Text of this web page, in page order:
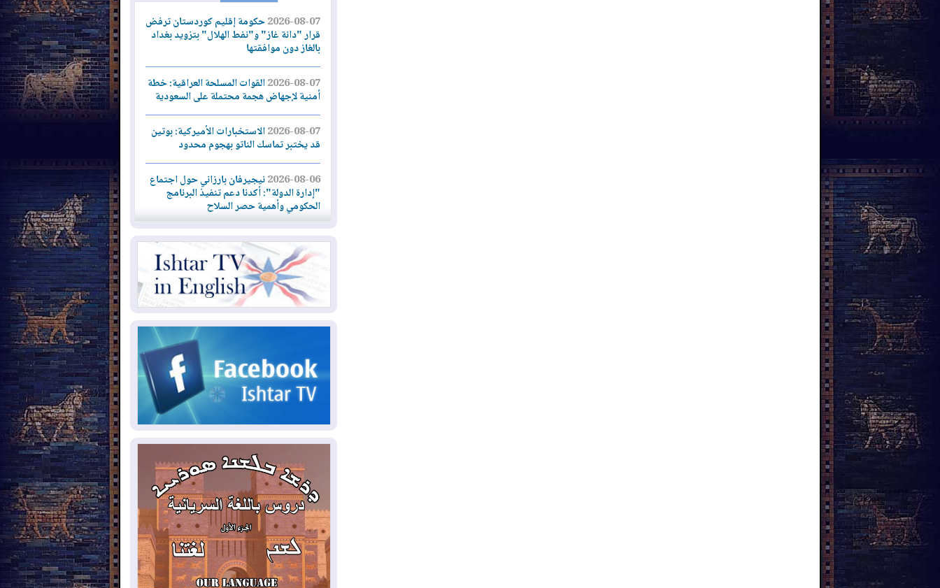
2026-08-07حكومة إقليم كوردستان ترفض
قرار "دانة غاز" و"نفط الهلال" بتزويد بغداد
بالغاز دون موافقتها
2026-08-07القوات المسلحة العراقية: خطة
أمنية لإجهاض هجمة محتملة على السعودية
2026-08-07الاستخبارات الأميركية: بوتين
قد يختبر تماسك الناتو بهجوم محدود
2026-08-06نيجيرفان بارزاني حول اجتماع
"إدارة الدولة": أكدنا دعم تنفيذ البرنامج
الحكومي وأهمية حصر السلاح
2026-08-06ائتلاف ادارة الدولة: من
يقومون بسلوك يهدد امن البلاد خارجون عن
القانون يجب محاربتهم
2026-08-06بعد هجومين قرب باب المندب..
الأحمر
2026-08-06مئات القاصرين بلا مأوى.. أزمة
سبتة تتصاعد وتضغط على مدريد
لمدة عام.. بدء توريد 100
مليون قدم مكعب يومياً من غاز كورمور في
إقليم كوردستان إلى وزارة الكهرباء العراقية
2026-08-05
15كارثة بيئية ومناخية ترسم
ملامح أخطر التحديات التي تواجه العراق
اليوم
2026-08-05
حرائق فرنسا.. توقيف 402
شخص بينهم 156 قاصرا منذ بداية موسم
الحرائق